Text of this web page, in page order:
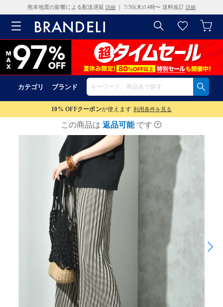
熊本地震の影響による配送遅延 詳細 ｜ 7/30(木)14時〜 送料改訂 詳細
カテゴリ ブランド
10% OFFクーポンが使えます 利用条件を見る
この商品は 返品可能 です